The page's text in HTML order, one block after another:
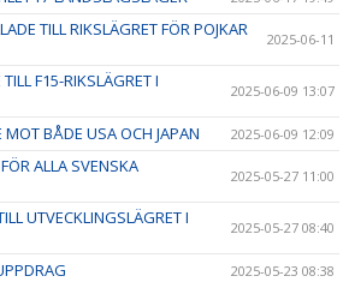
TILL RIKSLÄGRET FÖR POJKAR
2025-06-11
F15-RIKSLÄGRET I
2025-06-09 13:07
BÅDE USA OCH JAPAN 2025-06-09 12:09
ALLA SVENSKA
2025-05-27 11:00
UTVECKLINGSLÄGRET I
2025-05-27 08:40
2025-05-23 08:38